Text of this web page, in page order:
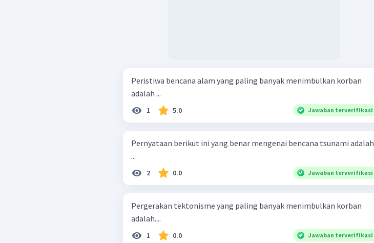
Peristiwa bencana alam yang paling banyak menimbulkan korban
adalah ...
1 5.0 Jawaban terverifikasi
Pernyataan berikut ini yang benar mengenai bencana tsunami adalah
...
2 0.0 Jawaban terverifikasi
Pergerakan tektonisme yang paling banyak menimbulkan korban
adalah....
1 0.0 Jawaban terverifikasi